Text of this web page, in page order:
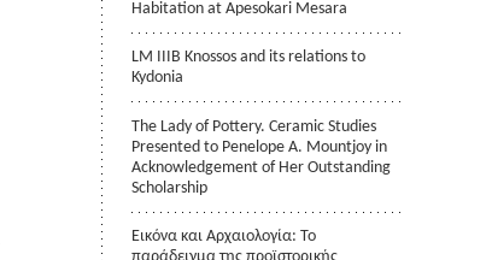
Habitation at Apesokari Mesara
LM IIIB Knossos and its relations to
Kydonia
The Lady of Pottery. Ceramic Studies
Presented to Penelope A. Mountjoy in
Acknowledgement of Her Outstanding
Scholarship
Εικόνα και Αρχαιολογία: Το
παράδειγμα της προϊστορικής